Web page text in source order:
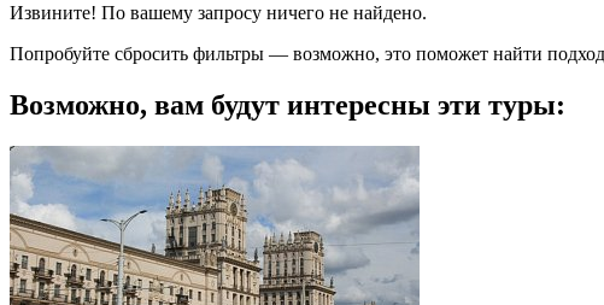
Извините! По вашему запросу ничего не найдено.
Попробуйте сбросить фильтры — возможно, это поможет найти
Возможно, вам будут интересны эти туры: